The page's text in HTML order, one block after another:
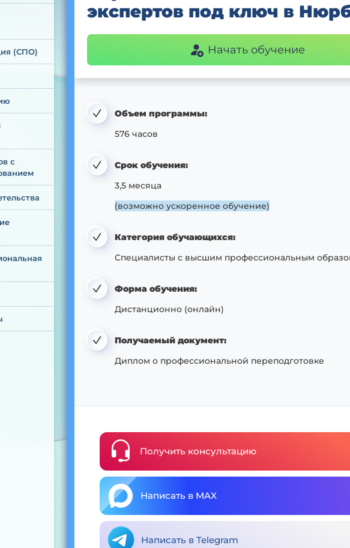
(СПО)
с
экспертов под ключ в
Начать обучение
Объем программы:
576 часов
Срок обучения:
3,5 месяца
(возможно ускоренное обучение)
Категория обучающихся:
Специалисты с высшим профессиональным
Форма обучения:
Дистанционно (онлайн)
Получаемый документ:
Диплом о профессиональной переподготовке
Получить консультацию
Написать в MAX
Написать в Telegram